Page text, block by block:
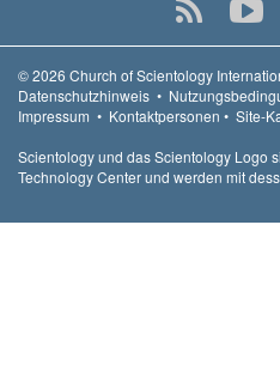
© 2026 Church of Scientology
Datenschutzhinweis •
Impressum • Kontaktpersonen • Site-
Scientology und das Scientology Logo
Technology Center und werden mit